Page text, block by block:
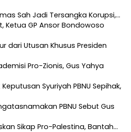
Sah Jadi Tersangka Korupsi,…
Ketua GP Ansor Bondowoso
dari Utusan Khusus Presiden
Pro-Zionis, Gus Yahya
Syuriyah PBNU Sepihak,
PBNU Sebut Gus
Sikap Pro-Palestina, Bantah…